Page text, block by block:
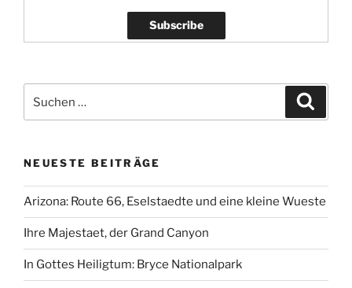
nach:
NEUESTE BEITRÄGE
Arizona: Route 66, Eselstaedte und eine kleine Wueste
Ihre Majestaet, der Grand Canyon
In Gottes Heiligtum: Bryce Nationalpark